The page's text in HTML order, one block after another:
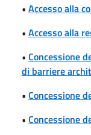
• Accesso alla
• Accesso alla
• Concessione
di barriere
• Concessione
• Concessione